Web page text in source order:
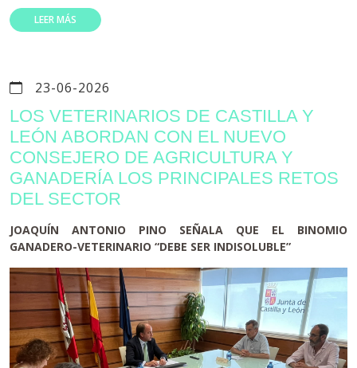
LEER MÁS
23-06-2026
LOS VETERINARIOS DE CASTILLA Y
LEÓN ABORDAN CON EL NUEVO
CONSEJERO DE AGRICULTURA Y
GANADERÍA LOS PRINCIPALES RETOS
DEL SECTOR
JOAQUÍN ANTONIO PINO SEÑALA QUE EL BINOMIO
GANADERO-VETERINARIO “DEBE SER INDISOLUBLE”